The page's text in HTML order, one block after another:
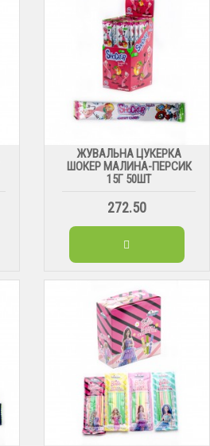
ЖУВАЛЬНА ЦУКЕРКА
ШОКЕР МАЛИНА-ПЕРСИК
15Г 50ШТ
272.50